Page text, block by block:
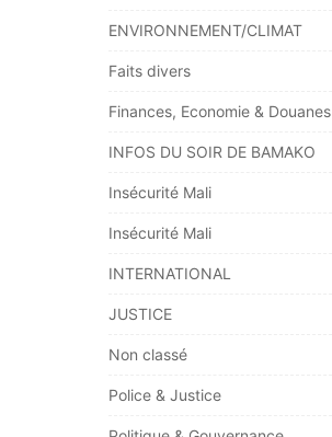
ENVIRONNEMENT/CLIMAT
Faits divers
Finances, Economie & Douanes
INFOS DU SOIR DE BAMAKO
Insécurité Mali
Insécurité Mali
INTERNATIONAL
JUSTICE
Non classé
Police & Justice